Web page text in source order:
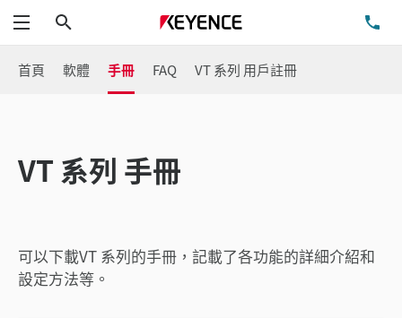
功能表
首頁 軟體 手冊 FAQ VT 系列 用戶註冊
VT 系列 手冊
可以下載VT 系列的手冊，記載了各功能的詳細介紹和
設定方法等。